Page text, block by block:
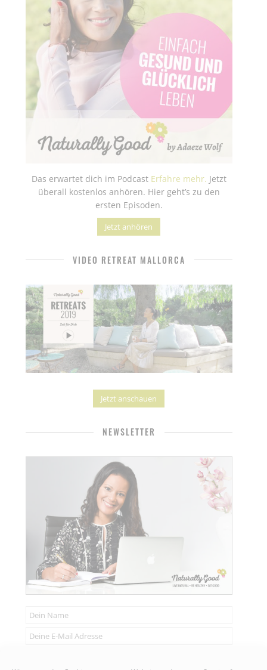
Das erwartet dich im Podcast Erfahre mehr. Jetzt
überall kostenlos anhören. Hier geht’s zu den
ersten Episoden.
Jetzt anhören
VIDEO RETREAT MALLORCA
Jetzt anschauen
NEWSLETTER